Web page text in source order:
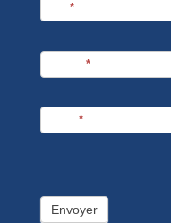
*
*
*
Envoyer